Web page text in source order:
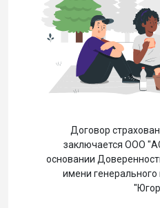
Договор
заключается ООО
основании
имени